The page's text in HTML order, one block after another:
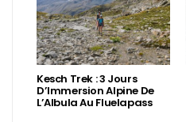
Kesch Trek : 3 Jours
D’Immersion Alpine De
L’Albula Au Fluelapass